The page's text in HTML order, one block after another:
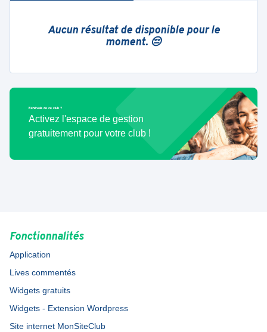
Aucun résultat de disponible pour le
moment. 😔
Bénévole de ce club ?
Activez l'espace de gestion
gratuitement pour votre club !
Fonctionnalités
Application
Lives commentés
Widgets gratuits
Widgets - Extension Wordpress
Site internet MonSiteClub